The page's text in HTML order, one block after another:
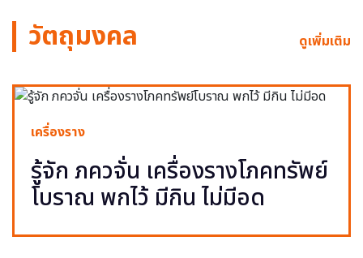
วัตถุมงคล ดูเพิ่มเติม
เครื่องราง
รู้จัก ภควจั่น เครื่องรางโภคทรัพย์
โบราณ พกไว้ มีกิน ไม่มีอด